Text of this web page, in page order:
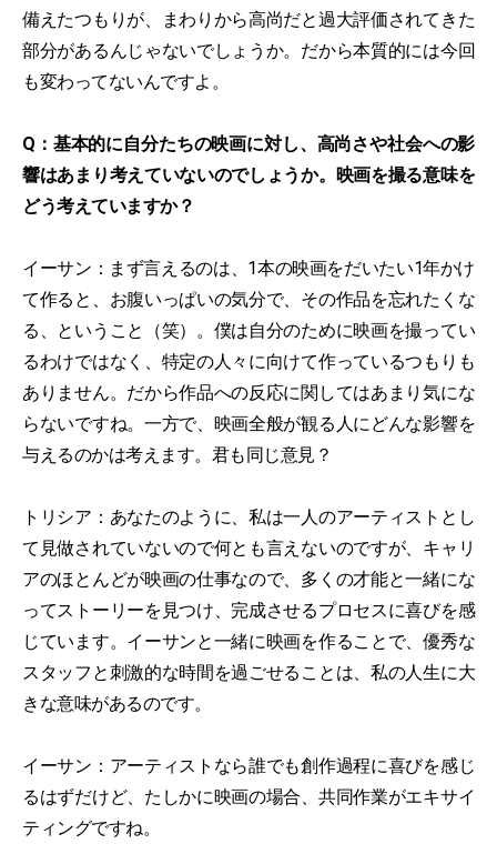
備えたつもりが、まわりから高尚だと過大評価されてきた
部分があるんじゃないでしょうか。だから本質的には今回
も変わってないんですよ。
Q：基本的に自分たちの映画に対し、高尚さや社会への影
響はあまり考えていないのでしょうか。映画を撮る意味を
どう考えていますか？
イーサン：まず言えるのは、1本の映画をだいたい1年かけ
て作ると、お腹いっぱいの気分で、その作品を忘れたくな
る、ということ（笑）。僕は自分のために映画を撮ってい
るわけではなく、特定の人々に向けて作っているつもりも
ありません。だから作品への反応に関してはあまり気にな
らないですね。一方で、映画全般が観る人にどんな影響を
与えるのかは考えます。君も同じ意見？
トリシア：あなたのように、私は一人のアーティストとし
て見做されていないので何とも言えないのですが、キャリ
アのほとんどが映画の仕事なので、多くの才能と一緒にな
ってストーリーを見つけ、完成させるプロセスに喜びを感
じています。イーサンと一緒に映画を作ることで、優秀な
スタッフと刺激的な時間を過ごせることは、私の人生に大
きな意味があるのです。
イーサン：アーティストなら誰でも創作過程に喜びを感じ
るはずだけど、たしかに映画の場合、共同作業がエキサイ
ティングですね。